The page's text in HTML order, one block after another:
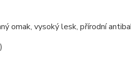
omak, vysoký lesk, přírodní